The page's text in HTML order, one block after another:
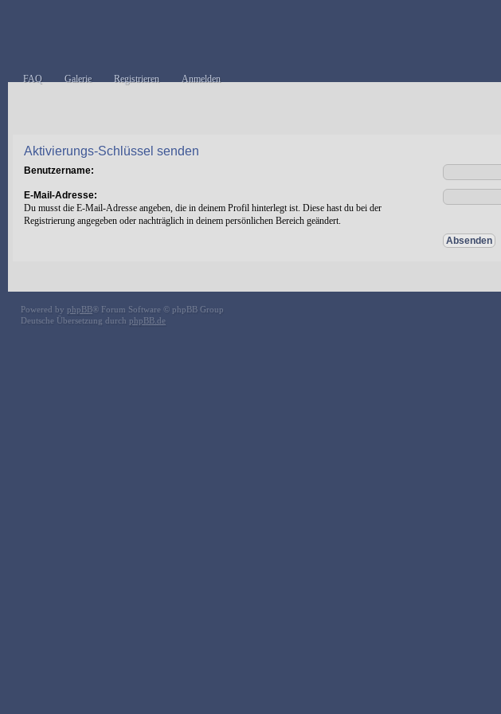
FAQ Galerie Registrieren Anmelden
Aktivierungs-Schlüssel senden
Benutzername:
E-Mail-Adresse:
Du musst die E-Mail-Adresse angeben, die in deinem Profil hinterlegt ist. Diese hast du bei der
Registrierung angegeben oder nachträglich in deinem persönlichen Bereich geändert.
Powered by phpBB® Forum Software © phpBB Group
Deutsche Übersetzung durch phpBB.de